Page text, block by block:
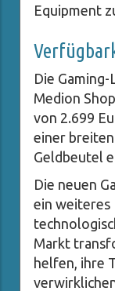
Equipment
Die
Medion
von 2.699
einer
Geldbeutel
Die neuen
ein weiteres
Markt
helfen, ihre